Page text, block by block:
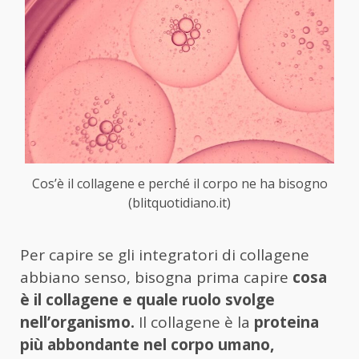
Cos’è il collagene e perché il corpo ne ha bisogno
(blitquotidiano.it)
Per capire se gli integratori di collagene
abbiano senso, bisogna prima capire cosa
è il collagene e quale ruolo svolge
nell’organismo. Il collagene è la proteina
più abbondante nel corpo umano,